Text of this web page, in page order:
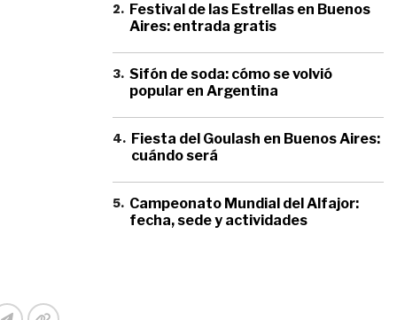
2. Festival de las Estrellas en Buenos
Aires: entrada gratis
3. Sifón de soda: cómo se volvió
popular en Argentina
4. Fiesta del Goulash en Buenos Aires:
cuándo será
5. Campeonato Mundial del Alfajor:
fecha, sede y actividades